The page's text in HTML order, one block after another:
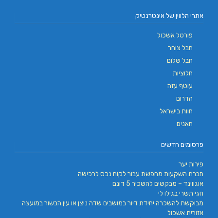
אתרי הלווין של אינטרנטיק
פורטל אשכול
חבל צוחר
חבל שלום
חלוציות
עוטף עזה
הדרום
חוות בישראל
חאנים
פרסומים חדשים
פירות יער
חברת השקעות מחפשת עבור לקוח נכס לרכישה
אוגווינד – מבקשים להשכיר 5 דונם
חגי תשרי בגילו לי
מבוקשת להשכרה יחידת דיור במושבים שדה ניצן או עין הבשור במועצה
אזורית אשכול